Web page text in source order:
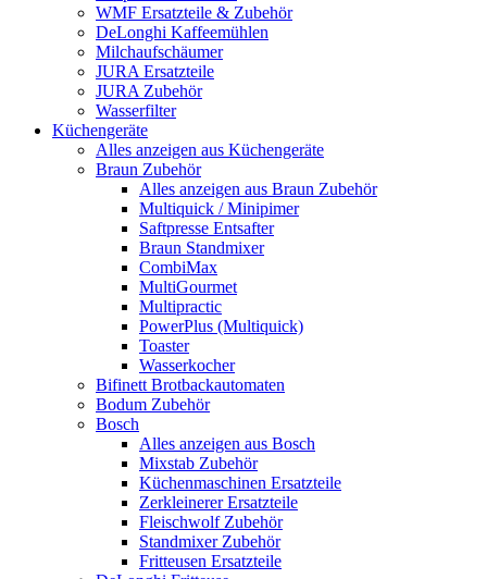
WMF Ersatzteile & Zubehör
DeLonghi Kaffeemühlen
Milchaufschäumer
JURA Ersatzteile
JURA Zubehör
Wasserfilter
Küchengeräte
Alles anzeigen aus Küchengeräte
Braun Zubehör
Alles anzeigen aus Braun Zubehör
Multiquick / Minipimer
Saftpresse Entsafter
Braun Standmixer
CombiMax
MultiGourmet
Multipractic
PowerPlus (Multiquick)
Toaster
Wasserkocher
Bifinett Brotbackautomaten
Bodum Zubehör
Bosch
Alles anzeigen aus Bosch
Mixstab Zubehör
Küchenmaschinen Ersatzteile
Zerkleinerer Ersatzteile
Fleischwolf Zubehör
Standmixer Zubehör
Fritteusen Ersatzteile